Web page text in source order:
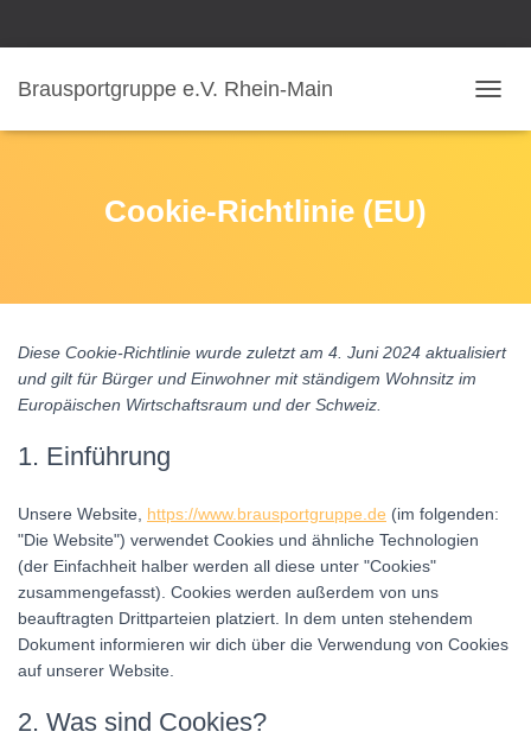
Brausportgruppe e.V. Rhein-Main
A
M
E
Cookie-Richtlinie (EU)
Diese Cookie-Richtlinie wurde zuletzt am 4. Juni 2024 aktualisiert
und gilt für Bürger und Einwohner mit ständigem Wohnsitz im
Europäischen Wirtschaftsraum und der Schweiz.
1. Einführung
Unsere Website, https://www.brausportgruppe.de (im folgenden:
"Die Website") verwendet Cookies und ähnliche Technologien
(der Einfachheit halber werden all diese unter "Cookies"
zusammengefasst). Cookies werden außerdem von uns
beauftragten Drittparteien platziert. In dem unten stehendem
Dokument informieren wir dich über die Verwendung von Cookies
auf unserer Website.
2. Was sind Cookies?